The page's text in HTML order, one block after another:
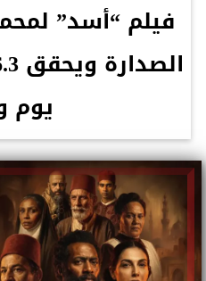
فيلم “أسد”
يوم